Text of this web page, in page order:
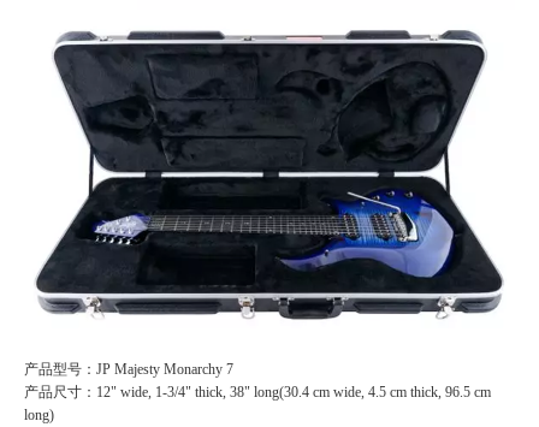
产品型号：JP Majesty Monarchy 7
产品尺寸：12" wide, 1-3/4" thick, 38" long(30.4 cm wide, 4.5 cm thick, 96.5 cm
long)